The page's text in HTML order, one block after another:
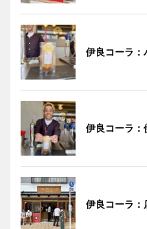
伊良コーラ：
伊良コーラ：
伊良コーラ：